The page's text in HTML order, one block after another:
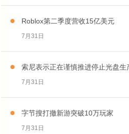
Roblox第二季度营收15亿美元
7月31日
索尼表示正在谨慎推进停止光盘生
7月31日
字节搜打撤新游突破10万玩家
7月31日